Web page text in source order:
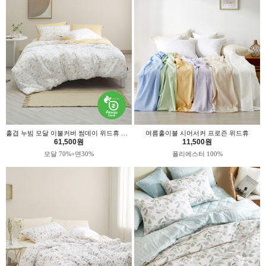
61,500원
모달 70%+면30%
여름홑이불 시어서커 프로즌 위드휴
11,500원
폴리에스터 100%